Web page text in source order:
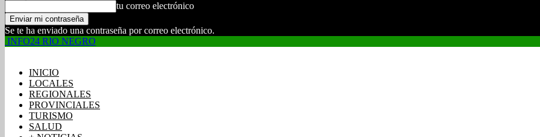
tu correo electrónico
Se te ha enviado una contraseña por correo electrónico.
INFO24 RIO NEGRO
INICIO
LOCALES
REGIONALES
PROVINCIALES
TURISMO
SALUD